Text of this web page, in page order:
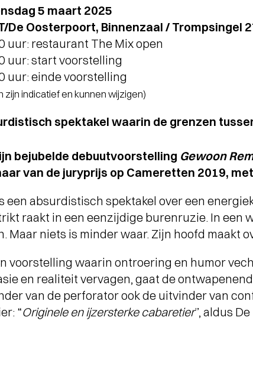
5 maart 2025
De Oosterpoort, Binnenzaal / Trompsingel
uur: restaurant The Mix open
uur: start voorstelling
uur: einde voorstelling
zijn indicatief en kunnen wijzigen)
spektakel waarin de grenzen
bejubelde debuutvoorstelling Gewoon
van de juryprijs op Cameretten 2019,
een absurdistisch spektakel over een
raakt in een eenzijdige burenruzie. In een
Maar niets is minder waar. Zijn hoofd maakt
voorstelling waarin ontroering en humor
en realiteit vervagen, gaat de
van de perforator ook de uitvinder van
“Originele en ijzersterke cabaretier”, aldus